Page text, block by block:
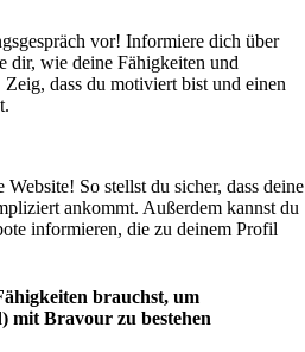
vor! Informiere dich über
dir, wie deine Fähigkeiten und
dass du motiviert bist und einen
So stellst du sicher, dass deine
ankommt. Außerdem kannst du
informieren, die zu deinem Profil
brauchst, um
mit Bravour zu bestehen